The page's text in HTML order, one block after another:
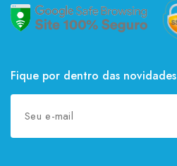
Fique por dentro das novidades